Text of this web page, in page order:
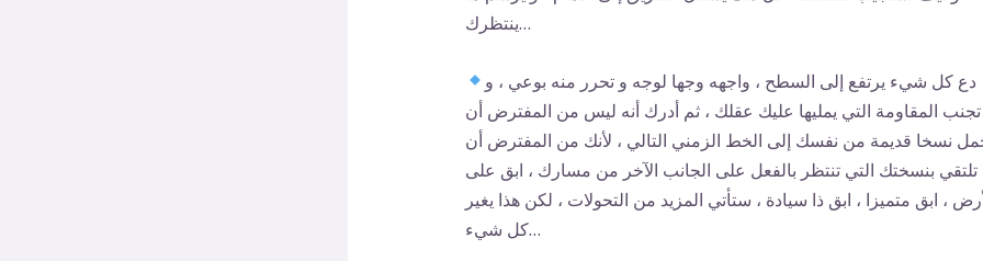
ينتظرك…
دع كل شيء يرتفع إلى السطح ، واجهه وجها لوجه و تحرر منه بوعي ، و
تجنب المقاومة التي يمليها عليك عقلك ، ثم أدرك أنه ليس من المفترض أن
نسخا قديمة من نفسك إلى الخط الزمني التالي ، لأنك من المفترض أن
تلتقي بنسختك التي تنتظر بالفعل على الجانب الآخر من مسارك ، ابق على
، ابق متميزا ، ابق ذا سيادة ، ستأتي المزيد من التحولات ، لكن هذا يغير
كل شيء…